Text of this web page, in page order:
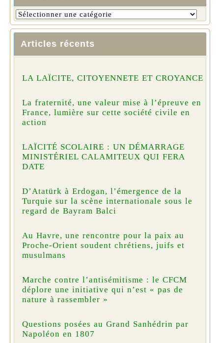
Articles récents
LA LAÏCITE, CITOYENNETE ET CROYANCE
La fraternité, une valeur mise à l’épreuve en
France, lumière sur cette société civile en
action
LAÏCITÉ SCOLAIRE : UN DÉMARRAGE
MINISTÉRIEL CALAMITEUX QUI FERA
DATE
D’Atatürk à Erdogan, l’émergence de la
Turquie sur la scène internationale sous le
regard de Bayram Balci
Au Havre, une rencontre pour la paix au
Proche-Orient soudent chrétiens, juifs et
musulmans
Marche contre l’antisémitisme : le CFCM
déplore une initiative qui n’est « pas de
nature à rassembler »
Questions posées au Grand Sanhédrin par
Napoléon en 1807